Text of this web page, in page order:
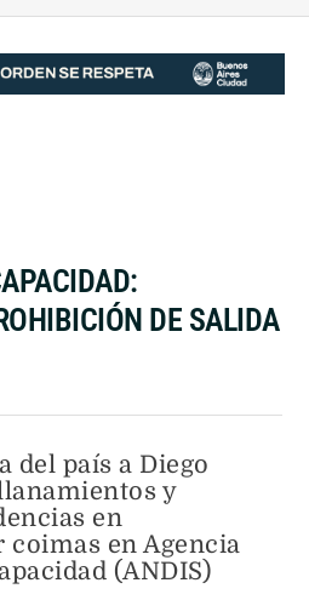
DE SALIDA
del país a Diego
y
en
en Agencia
(ANDIS)